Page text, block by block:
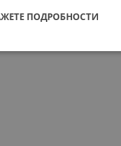
ПОДРОБНОСТИ